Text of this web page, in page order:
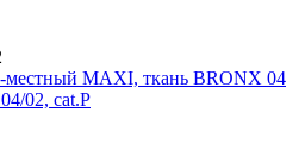
местный MAXI, ткань BRONX 04
02, cat.P